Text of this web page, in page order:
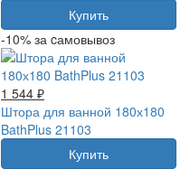
Купить
-10% за cамовывоз
1 544 ₽
Штора для ванной 180х180
BathPlus 21103
Купить